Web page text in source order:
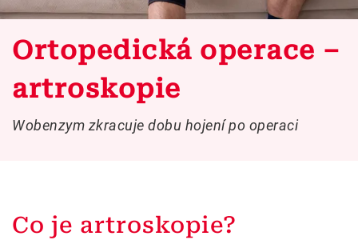
Ortopedická operace –
artroskopie
Wobenzym zkracuje dobu hojení po operaci
Co je artroskopie?